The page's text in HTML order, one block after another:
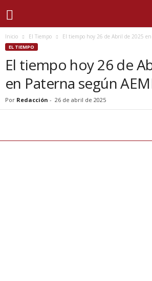
Inicio El Tiempo El tiempo hoy 26 de Abril de 2025 en
EL TIEMPO
El tiempo hoy 26 de
en Paterna según
Por Redacción - 26 de abril de 2025